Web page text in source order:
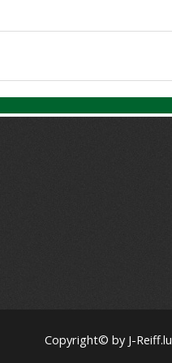
Copyright© by J-Reiff.lu